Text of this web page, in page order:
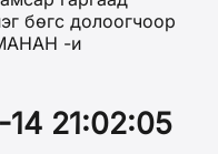
бөгс долоогчоор
-и
21:02:05